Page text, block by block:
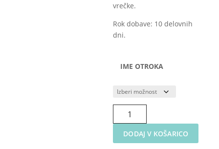
vrečke.
Rok dobave: 10 delovnih
dni.
IME OTROKA
Platnena
vrečka
copate
DODAJ V KOŠARICO